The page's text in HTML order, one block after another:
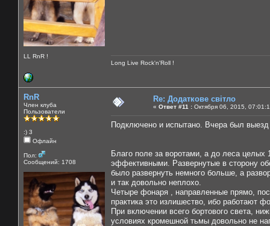
LL RnR !
Long Live Rock'n'Roll !
RnR
Член клуба
Пользователи
:) 3
Офлайн
Пол:
Сообщений: 1708
Re: Додаткове світло
« Ответ #11 : Октября 06, 2015,
Подключено и испытано. Вчера был выезд
Благо поле за воротами, а до леса
эффективными. Развернутые в сторону
было развернуть немного больше, а
и так довольно неплохо.
Четыре фонаря , направленные прямо,
практика это излишество, ибо работают
При включении всего бортового света,
условиях кромешной тьмы довольно не